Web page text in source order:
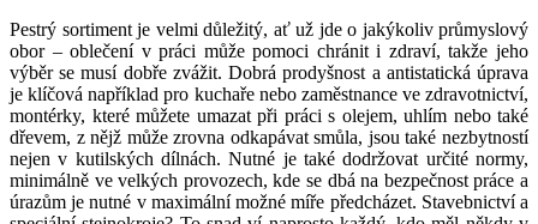
Pestrý sortiment je velmi důležitý, ať už jde o jakýkoliv průmyslový
obor – oblečení v práci může pomoci chránit i zdraví, takže jeho
výběr se musí dobře zvážit. Dobrá prodyšnost a antistatická úprava
je klíčová například pro kuchaře nebo zaměstnance ve zdravotnictví,
montérky, které můžete umazat při práci s olejem, uhlím nebo také
dřevem, z nějž může zrovna odkapávat smůla, jsou také nezbytností
nejen v kutilských dílnách. Nutné je také dodržovat určité normy,
minimálně ve velkých provozech, kde se dbá na bezpečnost práce a
úrazům je nutné v maximální možné míře předcházet. Stavebnictví a